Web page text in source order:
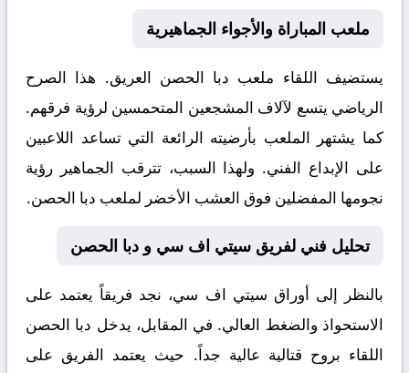
ملعب المباراة والأجواء الجماهيرية
يستضيف اللقاء ملعب دبا الحصن العريق. هذا الصرح
الرياضي يتسع لآلاف المشجعين المتحمسين لرؤية فرقهم.
كما يشتهر الملعب بأرضيته الرائعة التي تساعد اللاعبين
على الإبداع الفني. ولهذا السبب، تترقب الجماهير رؤية
نجومها المفضلين فوق العشب الأخضر لملعب دبا الحصن.
تحليل فني لفريق سيتي اف سي و دبا الحصن
بالنظر إلى أوراق سيتي اف سي، نجد فريقاً يعتمد على
الاستحواذ والضغط العالي. في المقابل، يدخل دبا الحصن
اللقاء بروح قتالية عالية جداً. حيث يعتمد الفريق على